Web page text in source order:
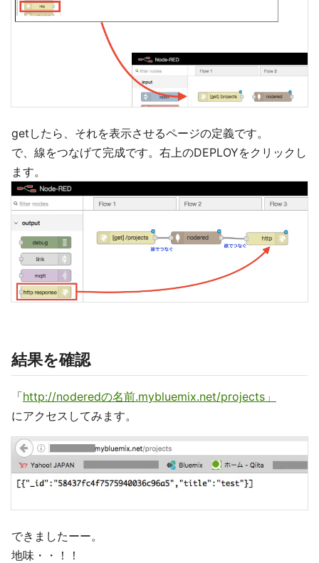
getしたら、それを表示させるページの定義です。
で、線をつなげて完成です。右上のDEPLOYをクリックし
ます。
結果を確認
「http://noderedの名前.mybluemix.net/projects」
にアクセスしてみます。
できましたーー。
地味・・！！